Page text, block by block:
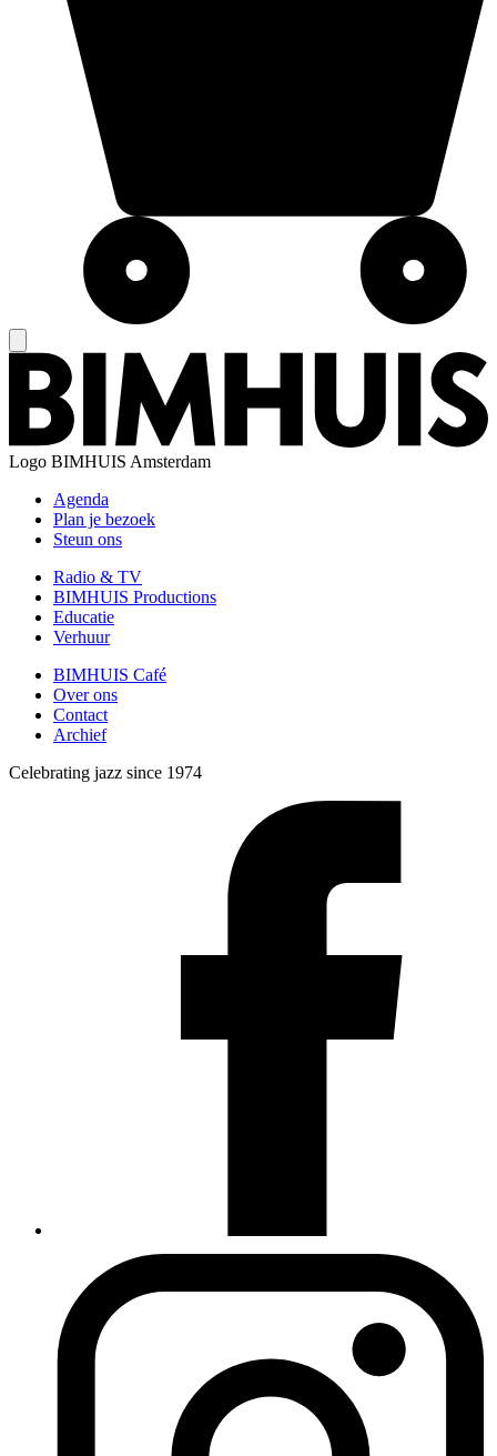
Logo BIMHUIS Amsterdam
Agenda
Plan je bezoek
Steun ons
Radio & TV
BIMHUIS Productions
Educatie
Verhuur
BIMHUIS Café
Over ons
Contact
Archief
Celebrating jazz since 1974